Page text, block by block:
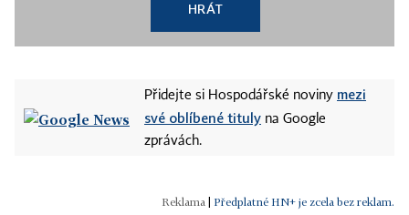
HRÁT
Přidejte si Hospodářské noviny mezi
své oblíbené tituly na Google
zprávách.
Předplatné HN+ je zcela bez reklam.